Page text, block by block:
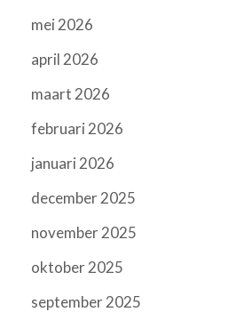
mei 2026
april 2026
maart 2026
februari 2026
januari 2026
december 2025
november 2025
oktober 2025
september 2025